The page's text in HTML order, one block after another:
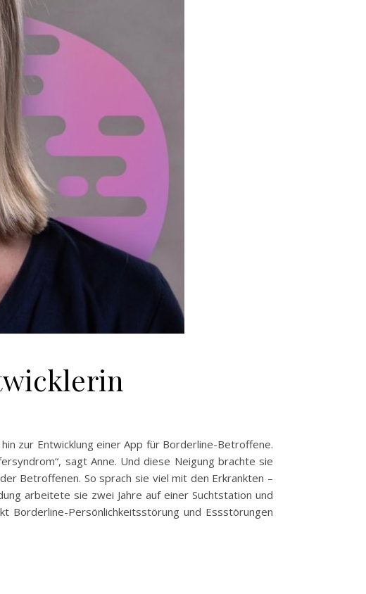
zur Entwicklung einer App für Borderline-Betroffene.
sagt Anne. Und diese Neigung brachte sie
Betroffenen. So sprach sie viel mit den Erkrankten –
arbeitete sie zwei Jahre auf einer Suchtstation und
Borderline-Persönlichkeitsstörung und Essstörungen